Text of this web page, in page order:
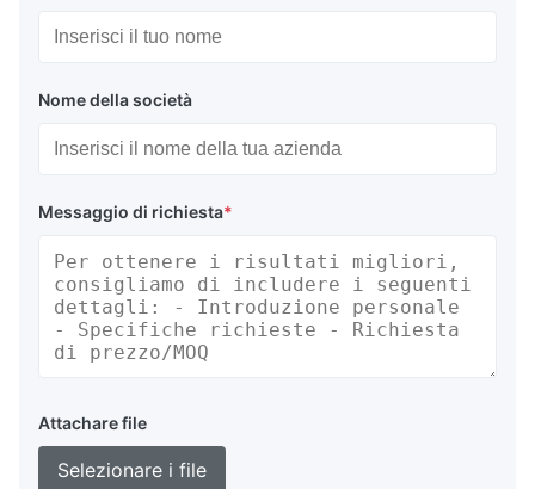
Nome della società
Messaggio di richiesta*
Attachare file
Selezionare i file